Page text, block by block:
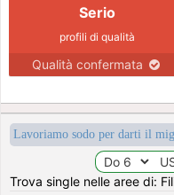
Serio
profili di qualità
Qualità confermata
Lavoriamo sodo per darti il
Trova single nelle aree di: